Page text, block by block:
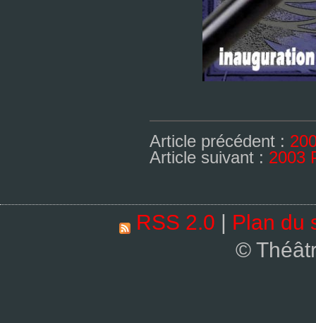
Article précédent :
Article suivant : 2003
RSS 2.0
Plan du
©